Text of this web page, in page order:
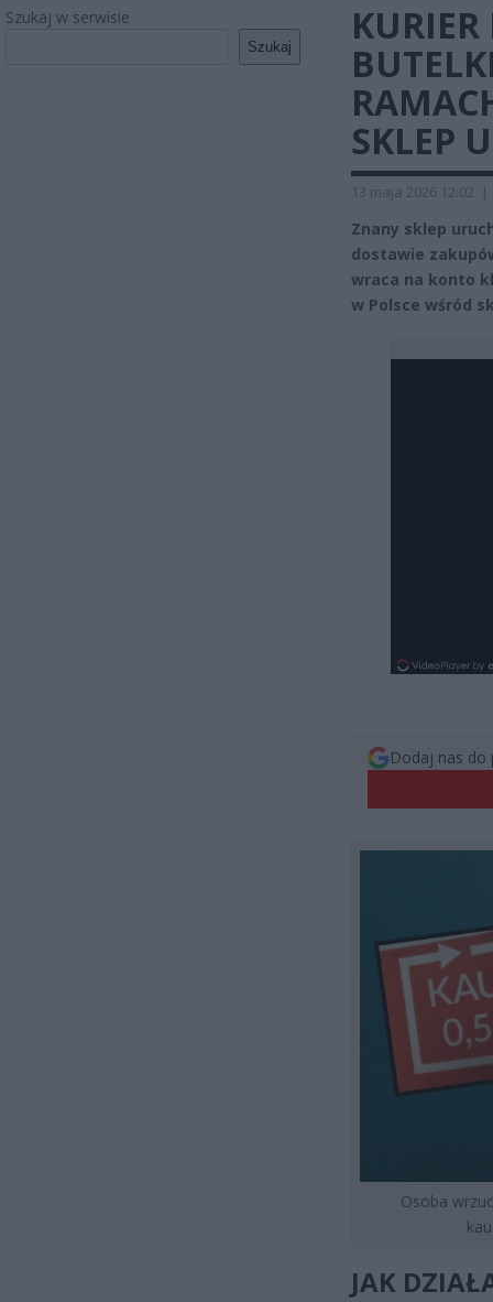
Szukaj w serwisie
Szukaj
KURIER
SKLEP
13 maja 2026 12:02 |
Znany sklep
dostawie
wraca na konto
w Polsce wśród
Dodaj nas do
Osoba
JAK